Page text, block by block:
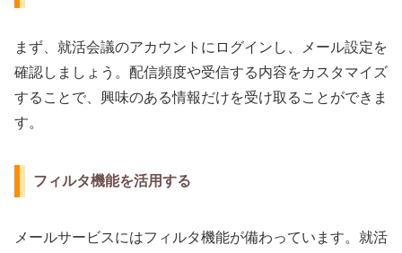
まず、就活会議のアカウントにログインし、メール設定を
確認しましょう。配信頻度や受信する内容をカスタマイズ
することで、興味のある情報だけを受け取ることができま
す。
フィルタ機能を活用する
メールサービスにはフィルタ機能が備わっています。就活